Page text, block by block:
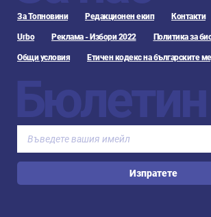
За Топновини Редакционен екип Контакти
Urbo Реклама - Избори 2022 Политика за
Общи условия Етичен кодекс на българските
Бюлетин
Изпратете